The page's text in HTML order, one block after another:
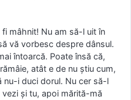
mâhnit! Nu am să-l uit în
vă vorbesc despre dânsul.
întoarcă. Poate însă că,
atât e de nu știu cum,
nu-i duci dorul. Nu cer să-l
și tu, apoi mărită-mă